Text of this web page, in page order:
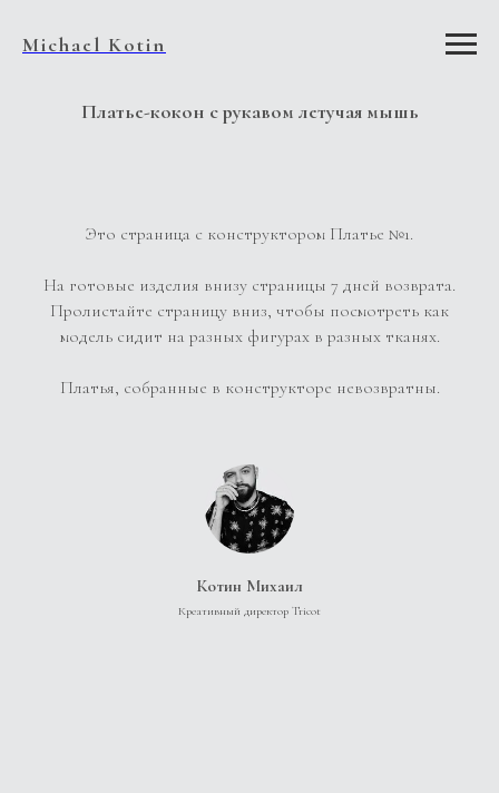
Michael Kotin
Платье-кокон с рукавом летучая мышь
Это страница с конструктором Платье №1.
На готовые изделия внизу страницы 7 дней возврата.
Пролистайте страницу вниз, чтобы посмотреть как
модель сидит на разных фигурах в разных тканях.
Платья, собранные в конструкторе невозвратны.
Котин Михаил
Креативный директор Tricot